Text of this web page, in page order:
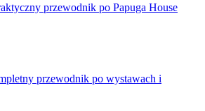
przewodnik po Papuga House
przewodnik po wystawach i